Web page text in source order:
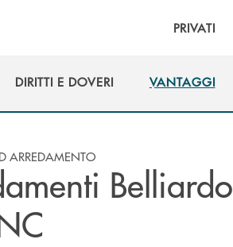
PRIVATI
DIRITTI E DOVERI
VANTAGGI
ARREDAMENTO
Belliardo